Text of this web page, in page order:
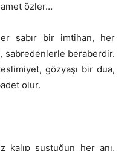
özler…
sabır bir imtihan, her
sabredenlerle beraberdir.
gözyaşı bir dua,
olur.
kalıp sustuğun her anı,